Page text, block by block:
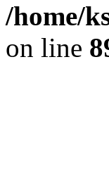
/home/
on line